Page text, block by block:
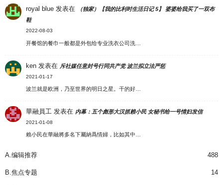
royal blue 发表在
（独家）【我的比利时生活日记 5】 婆婆给我买了一双布
鞋
2022-08-03
开餐馆的餐巾一般都是外包给专业洗衣公司洗…
ken 发表在 斥社媒任意封号行同共产党 波兰拟立法严惩
2021-01-17
波兰就是欧洲，乃至世界的明日之星。干的好…
華融員工 发表在 内幕：五个彪形大汉抓赖小民 女秘书给一号情妇发信
2021-01-08
賴小民在華融將多名下屬納爲情婦，比如其中…
A.编辑推荐 488
B.焦点专题 14